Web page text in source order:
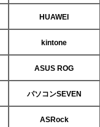
HUAWEI
kintone
ASUS ROG
パソコンSEVEN
ASRock